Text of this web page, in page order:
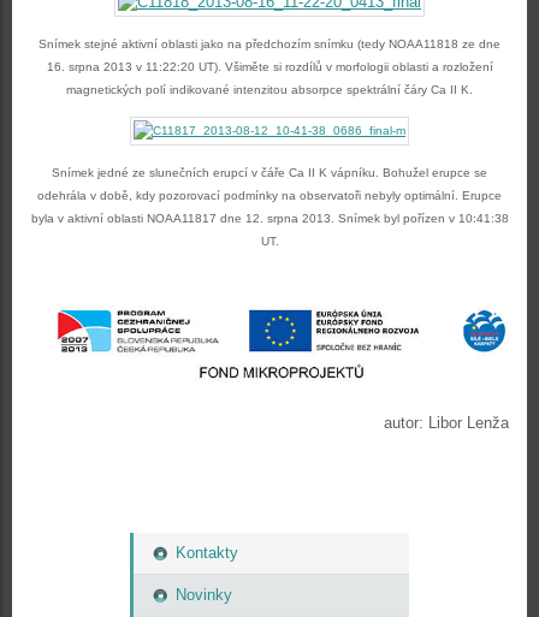
Kontakty
Novinky
Snímek stejné aktivní oblasti jako na předchozím snímku (tedy NOAA11818 ze dne
16. srpna 2013 v 11:22:20 UT). Všiměte si rozdílů v morfologii oblasti a rozložení
magnetických polí indikované intenzitou absorpce spektrální čáry Ca II K.
Snímek jedné ze slunečních erupcí v čáře Ca II K vápníku. Bohužel erupce se
odehrála v době, kdy pozorovací podmínky na observatoři nebyly optimální. Erupce
byla v aktivní oblasti NOAA11817 dne 12. srpna 2013. Snímek byl pořízen v 10:41:38
UT.
autor: Libor Lenža